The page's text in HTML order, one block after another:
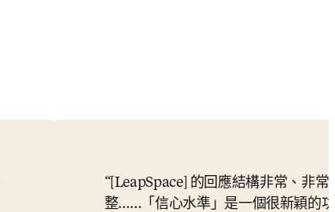
[LeapSpace] 的回應結構非常、非常
整……「信心水準」是一個很新穎的